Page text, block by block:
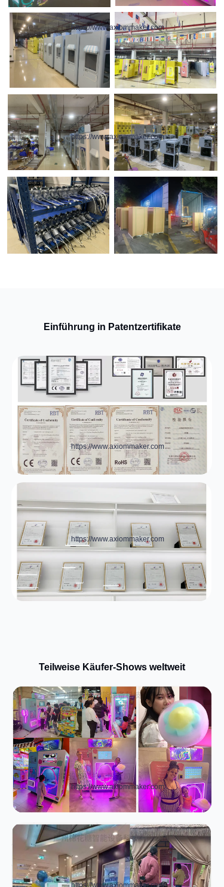
https://www.axiommaker.com
https://www.axiommaker.com
Einführung in Patentzertifikate
https://www.axiommaker.com
https://www.axiommaker.com
Teilweise Käufer-Shows weltweit
https://www.axiommaker.com